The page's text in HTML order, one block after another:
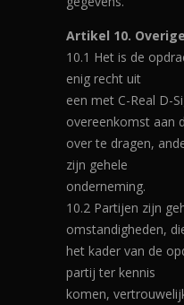
Artikel 10.
10.1 Het is de
enig recht uit
een met C-Real D-
overeenkomst aan
over te dragen,
zijn gehele
onderneming.
10.2 Partijen zijn
omstandigheden,
het kader van de
partij ter kennis
komen,